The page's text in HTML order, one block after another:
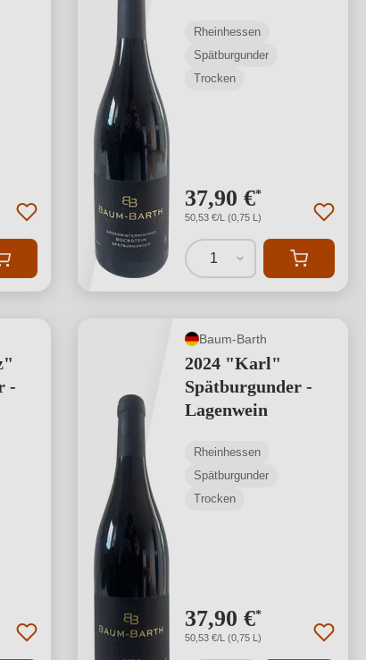
Lagenwein
Rheinhessen
Spätburgunder
Trocken
37,90 €*
50,53 €/L (0,75 L)
1
-
Baum-Barth
2024 "Karl"
Spätburgunder -
Lagenwein
Rheinhessen
Spätburgunder
Trocken
37,90 €*
50,53 €/L (0,75 L)